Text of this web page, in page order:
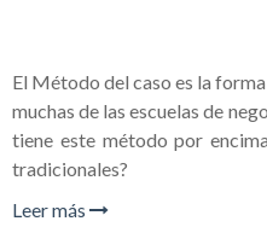
El Método del caso es la
muchas de las escuelas de
tiene este método por
tradicionales?
Leer más